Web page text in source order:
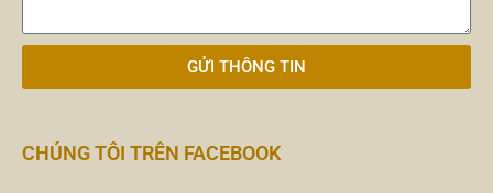
GỬI THÔNG TIN
CHÚNG TÔI TRÊN FACEBOOK